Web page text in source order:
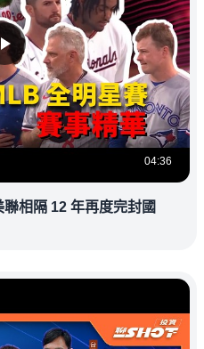
04:36
相隔 12 年再度完封國